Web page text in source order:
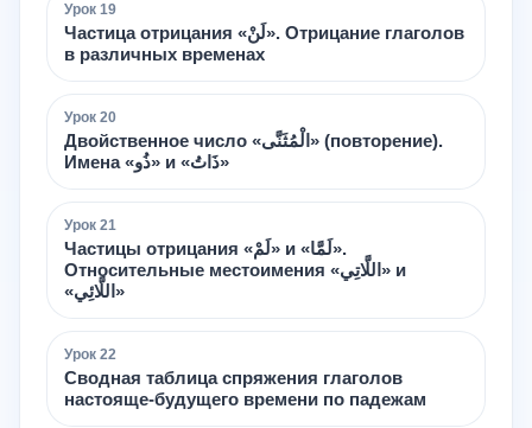
Урок 19
Частица отрицания «لَنْ». Отрицание глаголов
в различных временах
Урок 20
Двойственное число «الْمُثَنَّى» (повторение).
Имена «ذُو» и «ذَاتُ»
Урок 21
Частицы отрицания «لَمْ» и «لَمَّا».
Относительные местоимения «اللَّاتِي» и
«اللَّائِي»
Урок 22
Сводная таблица спряжения глаголов
настояще-будущего времени по падежам